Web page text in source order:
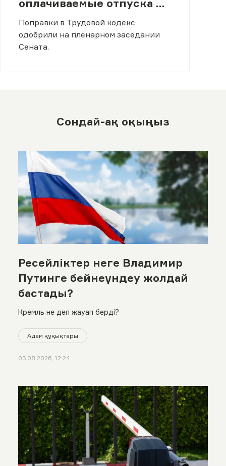
оплачиваемые отпуска до
полугода
Поправки в Трудовой кодекс
одобрили на пленарном заседании
Сената.
Сондай-ақ оқыңыз
Ресейліктер неге Владимир
Путинге бейнеүндеу жолдай
бастады?
Кремль не деп жауап берді?
Адам құқықтары
03.08.2026, 12:24